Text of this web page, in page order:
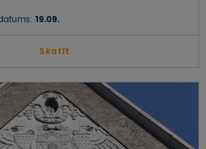
19.09.
Skatīt